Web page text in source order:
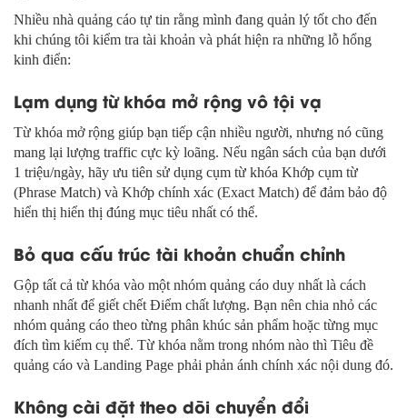
Nhiều nhà quảng cáo tự tin rằng mình đang quản lý tốt cho đến
khi chúng tôi kiểm tra tài khoản và phát hiện ra những lỗ hổng
kinh điển:
Lạm dụng từ khóa mở rộng vô tội vạ
Từ khóa mở rộng giúp bạn tiếp cận nhiều người, nhưng nó cũng
mang lại lượng traffic cực kỳ loãng. Nếu ngân sách của bạn dưới
1 triệu/ngày, hãy ưu tiên sử dụng cụm từ khóa Khớp cụm từ
(Phrase Match) và Khớp chính xác (Exact Match) để đảm bảo độ
hiển thị hiển thị đúng mục tiêu nhất có thể.
Bỏ qua cấu trúc tài khoản chuẩn chỉnh
Gộp tất cả từ khóa vào một nhóm quảng cáo duy nhất là cách
nhanh nhất để giết chết Điểm chất lượng. Bạn nên chia nhỏ các
nhóm quảng cáo theo từng phân khúc sản phẩm hoặc từng mục
đích tìm kiếm cụ thể. Từ khóa nằm trong nhóm nào thì Tiêu đề
quảng cáo và Landing Page phải phản ánh chính xác nội dung đó.
Không cài đặt theo dõi chuyển đổi